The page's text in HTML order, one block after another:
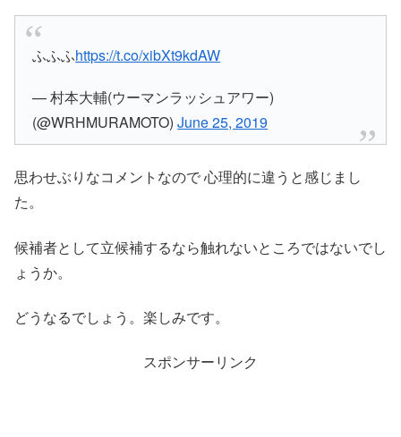
ふふふhttps://t.co/xibXt9kdAW
— 村本大輔(ウーマンラッシュアワー)
(@WRHMURAMOTO)June 25, 2019
思わせぶりなコメントなので 心理的に違うと感じまし
た。
候補者として立候補するなら触れないところではないでし
ょうか。
どうなるでしょう。楽しみです。
スポンサーリンク